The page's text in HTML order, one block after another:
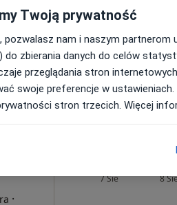
Umawianie
·
7 Sie 8
Twoją prywatność
pozwalasz nam i naszym partnerom
do zbierania danych do celów
przeglądania stron
swoje preferencje w
stron trzecich. Więcej